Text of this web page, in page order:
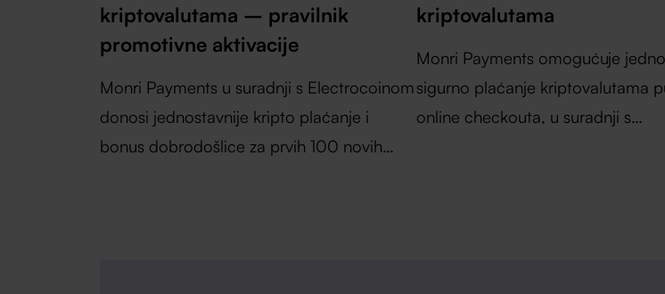
kriptovalutama – pravilnik
promotivne aktivacije
Monri Payments u suradnji s Electrocoinom
donosi jednostavnije kripto plaćanje i
bonus dobrodošlice za prvih 100 novih
kriptovalutama
Monri Payments omogućuje
sigurno plaćanje kriptovalutama
online checkouta, u suradnji s